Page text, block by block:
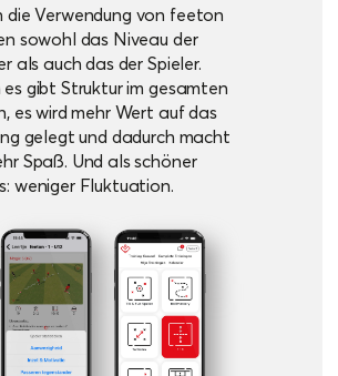
die Verwendung von feeton
sowohl das Niveau der
als auch das der Spieler.
es gibt Struktur im gesamten
es wird mehr Wert auf das
gelegt und dadurch macht
Spaß. Und als schöner
weniger Fluktuation.